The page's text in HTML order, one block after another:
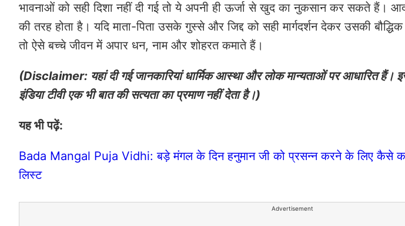
भावनाओं को सही दिशा नहीं दी गई तो ये अपनी ही ऊर्जा से खुद का नुकसान कर सकते हैं।
की तरह होता है। यदि माता-पिता उसके गुस्से और जिद्द को सही मार्गदर्शन देकर उसकी
तो ऐसे बच्चे जीवन में अपार धन, नाम और शोहरत कमाते हैं।
(Disclaimer: यहां दी गई जानकारियां धार्मिक आस्था और लोक मान्यताओं पर आधारित हैं।
इंडिया टीवी एक भी बात की सत्यता का प्रमाण नहीं देता है।)
यह भी पढ़ें:
Bada Mangal Puja Vidhi: बड़े मंगल के दिन हनुमान जी को प्रसन्न करने के लिए कैसे करें
लिस्ट
Advertisement